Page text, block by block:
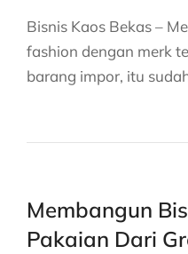
Bisnis Kaos Bekas –
fashion dengan merk
barang impor, itu
Membangun
Pakaian Dari